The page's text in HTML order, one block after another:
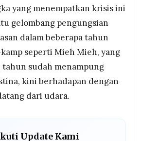
yang menempatkan krisis ini
gelombang pengungsian
dalam beberapa tahun
seperti Mieh Mieh, yang
tahun sudah menampung
kini berhadapan dengan
dari udara.
Update Kami